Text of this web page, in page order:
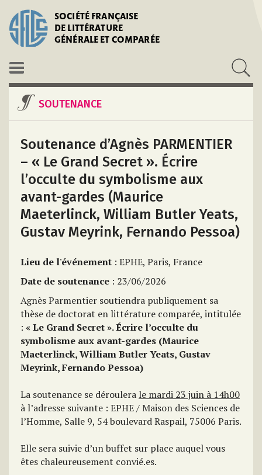
SOCIÉTÉ FRANÇAISE
DE LITTÉRATURE
GÉNÉRALE ET COMPARÉE
SOUTENANCE
Soutenance d’Agnès PARMENTIER
– « Le Grand Secret ». Écrire
l’occulte du symbolisme aux
avant-gardes (Maurice
Maeterlinck, William Butler Yeats,
Gustav Meyrink, Fernando Pessoa)
Lieu de l'événement : EPHE, Paris, France
Date de soutenance : 23/06/2026
Agnès Parmentier soutiendra publiquement sa
thèse de doctorat en littérature comparée, intitulée
: « Le Grand Secret ». Écrire l’occulte du
symbolisme aux avant-gardes (Maurice
Maeterlinck, William Butler Yeats, Gustav
Meyrink, Fernando Pessoa)
La soutenance se déroulera le mardi 23 juin à 14h00
à l’adresse suivante : EPHE / Maison des Sciences de
l’Homme, Salle 9, 54 boulevard Raspail, 75006 Paris.
Elle sera suivie d’un buffet sur place auquel vous
êtes chaleureusement convié.es.